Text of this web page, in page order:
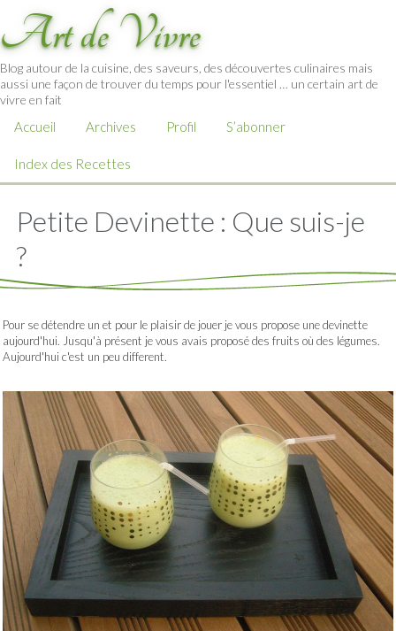
Art de Vivre
Blog autour de la cuisine, des saveurs, des découvertes culinaires mais
aussi une façon de trouver du temps pour l'essentiel … un certain art de
vivre en fait
Accueil Archives Profil S’abonner
Index des Recettes
Petite Devinette : Que suis-je
?
Pour se détendre un et pour le plaisir de jouer je vous propose une devinette
aujourd'hui. Jusqu'à présent je vous avais proposé des fruits où des légumes.
Aujourd'hui c'est un peu different.